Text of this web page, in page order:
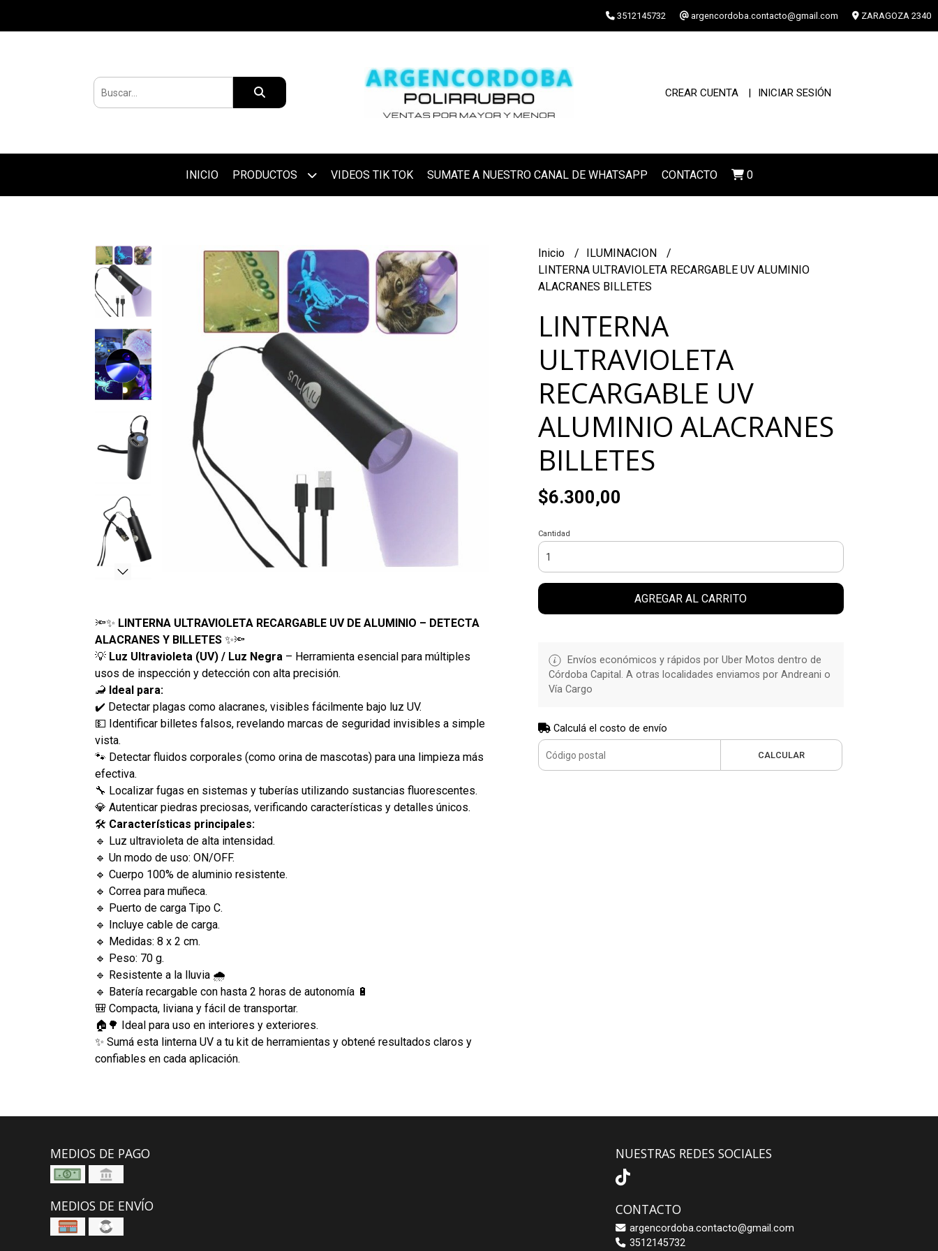
3512145732 argencordoba.contacto@gmail.com ZARAGOZA 2340
CREAR CUENTA INICIAR SESIÓN
INICIO PRODUCTOS VIDEOS TIK TOK SUMATE A NUESTRO CANAL DE WHATSAPP CONTACTO 0
🔦✨ LINTERNA ULTRAVIOLETA RECARGABLE UV DE ALUMINIO – DETECTA
ALACRANES Y BILLETES✨🔦
💡 Luz Ultravioleta (UV) / Luz Negra– Herramienta esencial para múltiples
usos de inspección y detección con alta precisión.
🦂 Ideal para:
✔️ Detectar plagas como alacranes, visibles fácilmente bajo luz UV.
💵 Identificar billetes falsos, revelando marcas de seguridad invisibles a simple
vista.
🐾 Detectar fluidos corporales (como orina de mascotas) para una limpieza más
efectiva.
🔧 Localizar fugas en sistemas y tuberías utilizando sustancias fluorescentes.
💎 Autenticar piedras preciosas, verificando características y detalles únicos.
🛠️ Características principales:
🔹 Luz ultravioleta de alta intensidad.
🔹 Un modo de uso: ON/OFF.
🔹 Cuerpo 100% de aluminio resistente.
🔹 Correa para muñeca.
🔹 Puerto de carga Tipo C.
🔹 Incluye cable de carga.
🔹 Medidas: 8 x 2 cm.
🔹 Peso: 70 g.
🔹 Resistente a la lluvia 🌧️
🔹 Batería recargable con hasta 2 horas de autonomía 🔋
🎒 Compacta, liviana y fácil de transportar.
🏠🌳 Ideal para uso en interiores y exteriores.
✨ Sumá esta linterna UV a tu kit de herramientas y obtené resultados claros y
confiables en cada aplicación.
Inicio
ILUMINACION
LINTERNA ULTRAVIOLETA RECARGABLE UV ALUMINIO
ALACRANES BILLETES
LINTERNA
ULTRAVIOLETA
RECARGABLE UV
ALUMINIO ALACRANES
BILLETES
$6.300,00
Cantidad
AGREGAR AL CARRITO
Envíos económicos y rápidos por Uber Motos dentro de
Córdoba Capital. A otras localidades enviamos por Andreani o
Vía Cargo
Calculá el costo de envío
CALCULAR
MEDIOS DE PAGO
MEDIOS DE ENVÍO
NUESTRAS REDES SOCIALES
CONTACTO
argencordoba.contacto@gmail.com
3512145732